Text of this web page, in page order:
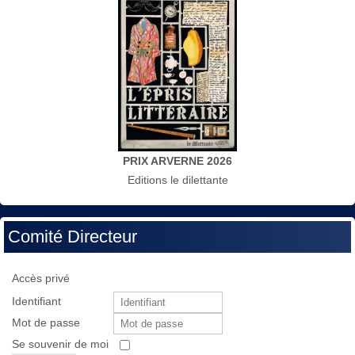
PRIX ARVERNE 2026
Editions le dilettante
Comité Directeur
Accès privé
Identifiant
Mot de passe
Se souvenir de moi